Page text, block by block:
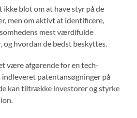
ikke blot om at have styr på de
men om aktivt at identificere,
mest værdifulde
og hvordan de bedst beskyttes.
være afgørende for en tech-
patentansøgninger på
kan tiltrække investorer og styrke